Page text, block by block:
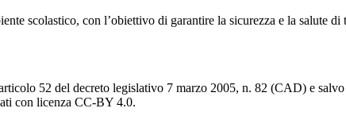
scolastico, con l’obiettivo di garantire la sicurezza e la salute
52 del decreto legislativo 7 marzo 2005, n. 82 (CAD) e
con licenza CC-BY 4.0.